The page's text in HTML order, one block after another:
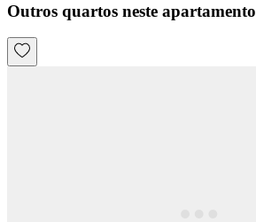
Outros quartos neste apartamento